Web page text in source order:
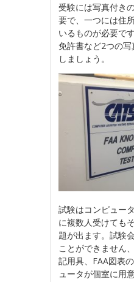
受験には写真付き
要で、一つには住
いるものが必要で
免許書など2つの
しましょう。
試験はコンピュー
に複数人受けても
題が出ます。試験
ことができません
記用具、FAA図表
ュータが個室に用